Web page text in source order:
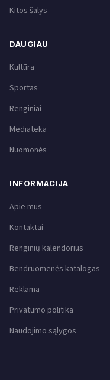
Kitos šalys
DAUGIAU
Kultūra
Sportas
Renginiai
Mediateka
Nuomonės
INFORMACIJA
Apie mus
Kontaktai
Renginių kalendorius
Bendruomenės katalogas
Reklama
Privatumo politika
Naudojimo sąlygos